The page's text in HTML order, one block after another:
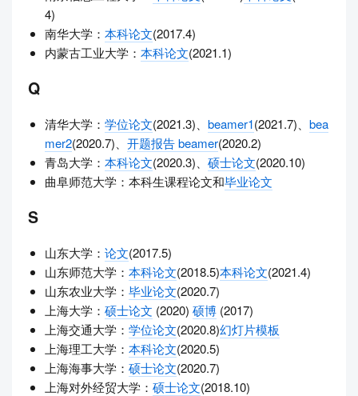
4)
南华大学： 本科论文(2017.4)
内蒙古工业大学： 本科论文(2021.1)
Q
清华大学： 学位论文(2021.3)、 beamer1(2021.7)、 bea
mer2(2020.7)、 开题报告 beamer(2020.2)
青岛大学： 本科论文(2020.3)、 硕士论文(2020.10)
曲阜师范大学：本科生课程论文和毕业论文
S
山东大学： 论文(2017.5)
山东师范大学： 本科论文(2018.5)本科论文(2021.4)
山东农业大学： 毕业论文(2020.7)
上海大学： 硕士论文 (2020) 硕博 (2017)
上海交通大学： 学位论文(2020.8)幻灯片模板
上海理工大学： 本科论文(2020.5)
上海海事大学： 硕士论文(2020.7)
上海对外经贸大学： 硕士论文(2018.10)